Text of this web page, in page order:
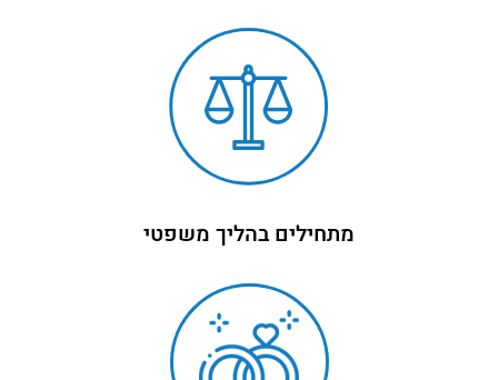
מתחילים בהליך משפטי